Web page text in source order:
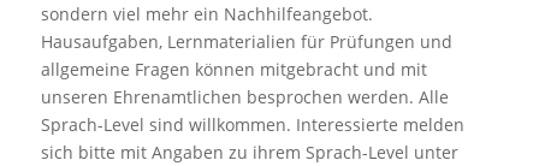
sondern viel mehr ein Nachhilfeangebot.
Hausaufgaben, Lernmaterialien für Prüfungen und
allgemeine Fragen können mitgebracht und mit
unseren Ehrenamtlichen besprochen werden. Alle
Sprach-Level sind willkommen. Interessierte melden
sich bitte mit Angaben zu ihrem Sprach-Level unter